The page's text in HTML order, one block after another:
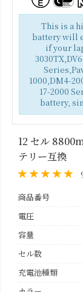
This is a
battery will
if your
1000,DM4-
17-2000
battery,
12 セル
テリー互換
商品番号
電圧
容量
セル数
充電池種類